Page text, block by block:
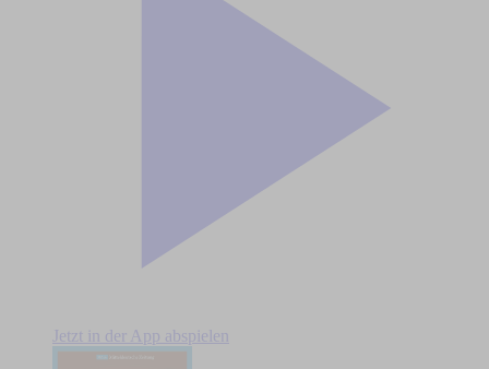
Jetzt in der App abspielen